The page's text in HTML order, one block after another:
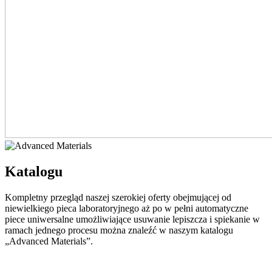
Katalogu
Kompletny przegląd naszej szerokiej oferty obejmującej od
niewielkiego pieca laboratoryjnego aż po w pełni automatyczne
piece uniwersalne umożliwiające usuwanie lepiszcza i spiekanie w
ramach jednego procesu można znaleźć w naszym katalogu
„Advanced Materials”.